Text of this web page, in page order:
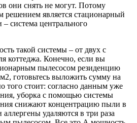
они снять не могут. Потому
решением является стационарный
система центрального
такой системы – от двух с
коттеджа. Конечно, если вы
пылесосом резиденцию
готовьтесь выложить сумму на
того стоит: согласно данным уже
уборка с помощью системы
снижают концентрацию пыли в
удаляются в три раза